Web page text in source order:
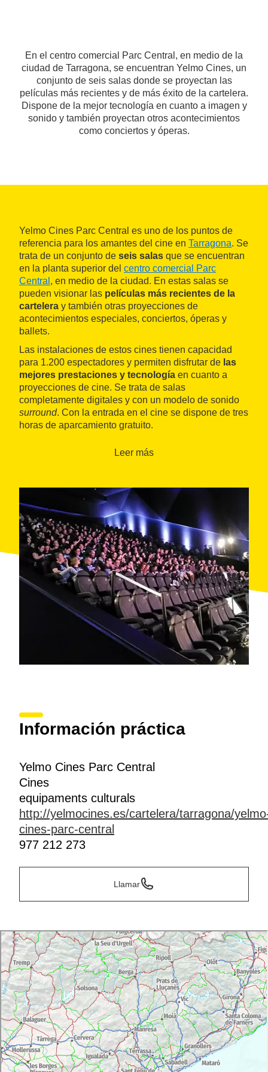
En el centro comercial Parc Central, en medio de la
ciudad de Tarragona, se encuentran Yelmo Cines, un
conjunto de seis salas donde se proyectan las
películas más recientes y de más éxito de la cartelera.
Dispone de la mejor tecnología en cuanto a imagen y
sonido y también proyectan otros acontecimientos
como conciertos y óperas.
Yelmo Cines Parc Central es uno de los puntos de
referencia para los amantes del cine en Tarragona. Se
trata de un conjunto de seis salas que se encuentran
en la planta superior del centro comercial Parc
Central , en medio de la ciudad. En estas salas se
pueden visionar las películas más recientes de la
cartelera y también otras proyecciones de
acontecimientos especiales, conciertos, óperas y
ballets.
Las instalaciones de estos cines tienen capacidad
para 1.200 espectadores y permiten disfrutar de las
mejores prestaciones y tecnología en cuanto a
proyecciones de cine. Se trata de salas
completamente digitales y con un modelo de sonido
surround. Con la entrada en el cine se dispone de tres
horas de aparcamiento gratuito.
Leer más
Información práctica
Yelmo Cines Parc Central
Cines
equipaments culturals
http://yelmocines.es/cartelera/tarragona/
cines-parc-central
977 212 273
Llamar